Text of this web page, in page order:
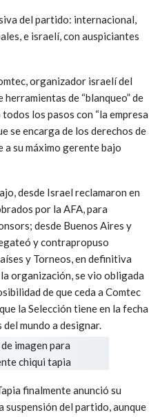
del partido: internacional,
e israelí, con auspiciantes
organizador israelí del
de “blanqueo” de
los pasos con “la empresa
se encarga de los derechos de
a su máximo gerente bajo
desde Israel reclamaron en
por la AFA, para
desde Buenos Aires y
y contrapropuso
y Torneos, en definitiva
organización, se vio obligada
de que ceda a Comtec
la Selección tiene en la fecha
mundo a designar.
finalmente anunció su
suspensión del partido, aunque